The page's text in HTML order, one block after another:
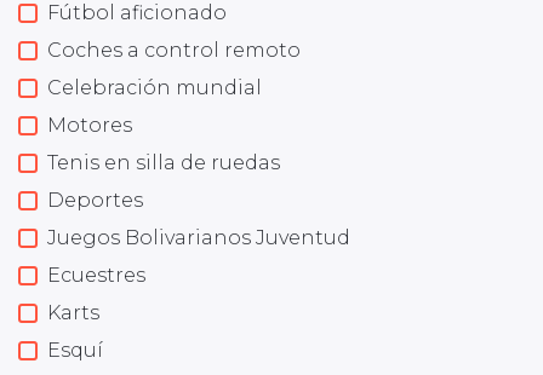
Fútbol aficionado
Coches a control remoto
Celebración mundial
Motores
Tenis en silla de ruedas
Deportes
Juegos Bolivarianos Juventud
Ecuestres
Karts
Esquí